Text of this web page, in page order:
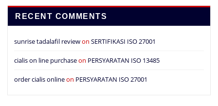
RECENT COMMENTS
sunrise tadalafil reviewon SERTIFIKASI ISO 27001
cialis on line purchaseon PERSYARATAN ISO 13485
order cialis onlineon PERSYARATAN ISO 27001